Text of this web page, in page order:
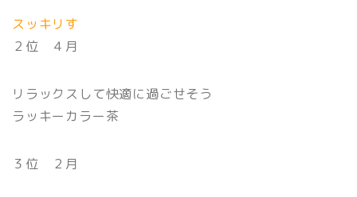
スッキリす
２位 ４月
リラックスして快適に過ごせそう
ラッキーカラー茶
３位 ２月